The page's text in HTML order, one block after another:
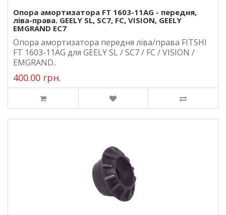
Опора амортизатора FT 1603-11AG - передня,
ліва-права. GEELY SL, SC7, FC, VISION, GEELY
EMGRAND EC7
Опора амортизатора передня ліва/права FITSHI
FT 1603-11AG для GEELY SL / SC7 / FC / VISION /
EMGRAND..
400.00 грн.